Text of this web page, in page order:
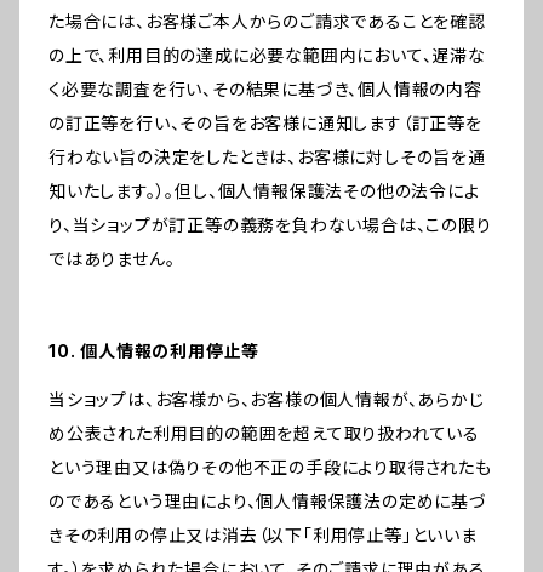
た場合には、お客様ご本人からのご請求であることを確認
の上で、利用目的の達成に必要な範囲内において、遅滞な
く必要な調査を行い、その結果に基づき、個人情報の内容
の訂正等を行い、その旨をお客様に通知します（訂正等を
行わない旨の決定をしたときは、お客様に対しその旨を通
知いたします。）。但し、個人情報保護法その他の法令によ
り、当ショップが訂正等の義務を負わない場合は、この限り
ではありません。
10. 個人情報の利用停止等
当ショップは、お客様から、お客様の個人情報が、あらかじ
め公表された利用目的の範囲を超えて取り扱われている
という理由又は偽りその他不正の手段により取得されたも
のであるという理由により、個人情報保護法の定めに基づ
きその利用の停止又は消去（以下「利用停止等」といいま